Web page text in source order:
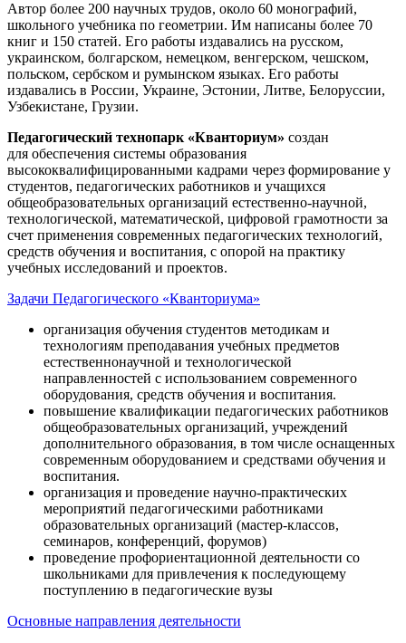
Автор более 200 научных трудов, около 60 монографий,
школьного учебника по геометрии. Им написаны более 70
книг и 150 статей. Его работы издавались на русском,
украинском, болгарском, немецком, венгерском, чешском,
польском, сербском и румынском языках. Его работы
издавались в России, Украине, Эстонии, Литве, Белоруссии,
Узбекистане, Грузии.
Педагогический технопарк «Кванториум» создан
для обеспечения системы образования
высококвалифицированными кадрами через формирование у
студентов, педагогических работников и учащихся
общеобразовательных организаций естественно-научной,
технологической, математической, цифровой грамотности за
счет применения современных педагогических технологий,
средств обучения и воспитания, с опорой на практику
учебных исследований и проектов.
Задачи Педагогического «Кванториума»
организация обучения студентов методикам и
технологиям преподавания учебных предметов
естественнонаучной и технологической
направленностей с использованием современного
оборудования, средств обучения и воспитания.
повышение квалификации педагогических работников
общеобразовательных организаций, учреждений
дополнительного образования, в том числе оснащенных
современным оборудованием и средствами обучения и
воспитания.
организация и проведение научно-практических
мероприятий педагогическими работниками
образовательных организаций (мастер-классов,
семинаров, конференций, форумов)
проведение профориентационной деятельности со
школьниками для привлечения к последующему
поступлению в педагогические вузы
Основные направления деятельности